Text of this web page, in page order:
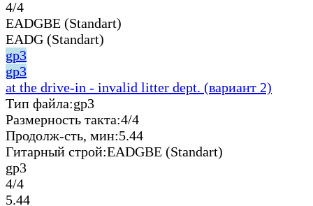
4/4
EADGBE (Standart)
EADG (Standart)
gp3
gp3
at the drive-in - invalid litter dept. (вариант 2)
Тип файла:gp3
Размерность такта:4/4
Продолж-сть, мин:5.44
Гитарный строй:EADGBE (Standart)
gp3
4/4
5.44